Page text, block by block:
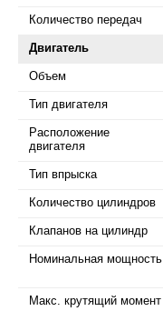
Количество передач
Двигатель
Объем
Тип двигателя
Расположение
двигателя
Тип впрыска
Количество цилиндров
Клапанов на цилиндр
Номинальная мощность
Макс. крутящий момент